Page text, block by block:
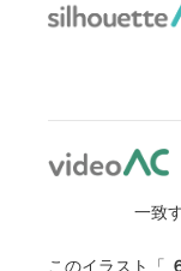
一致
このイラスト「